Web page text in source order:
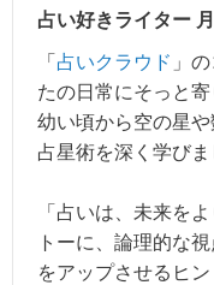
占い好きライター
「 占いクラウド 」
たの日常にそっと
幼い頃から空の星
占星術を深く学びま
「占いは、未来を
トーに、論理的な
をアップさせるヒ